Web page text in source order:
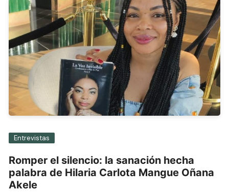
Entrevistas
Romper el silencio: la sanación hecha
palabra de Hilaria Carlota Mangue Oñana
Akele